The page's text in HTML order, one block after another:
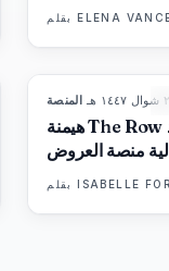
بقلم ELENA
المنصة هـ
هيمنة The Row الصامتة: كيف استعاد
منصة العروض
بقلم ISABELLE